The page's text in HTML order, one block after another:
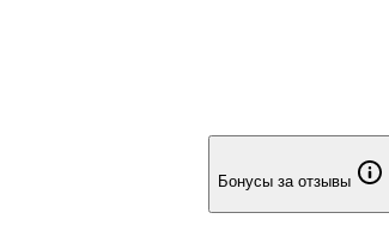
Бонусы за отзывы